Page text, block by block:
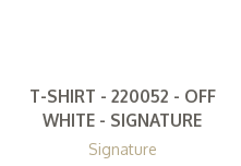
T-SHIRT - 220052 - OFF
WHITE - SIGNATURE
Signature